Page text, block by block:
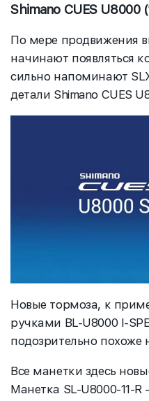
Shimano CUES U8000
По мере продвижения
начинают появляться
сильно напоминают
детали Shimano CUES
Новые тормоза, к
ручками BL-U8000 I-
подозрительно похоже
Все манетки здесь
Манетка SL-U8000-11-